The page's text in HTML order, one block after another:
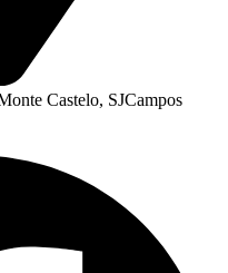
Castelo, SJCampos